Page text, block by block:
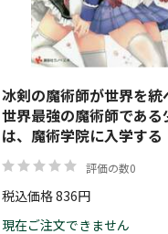
冰剣の魔術師が世界を
世界最強の魔術師である
は、魔術学院に入学す
評価の数0
税込価格 836円
現在ご注文できません